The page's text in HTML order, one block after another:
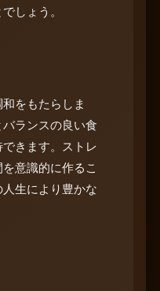
しょう。
をもたらしま
ランスの良い食
きます。ストレ
意識的に作るこ
生により豊かな